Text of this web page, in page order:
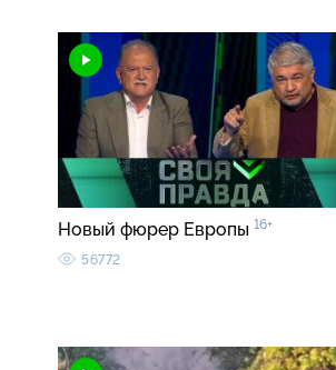
Новый фюрер Европы 16+
56772